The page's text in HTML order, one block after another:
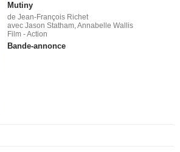
Mutiny
de Jean-François Richet
avec Jason Statham, Annabelle Wallis
Film - Action
Bande-annonce